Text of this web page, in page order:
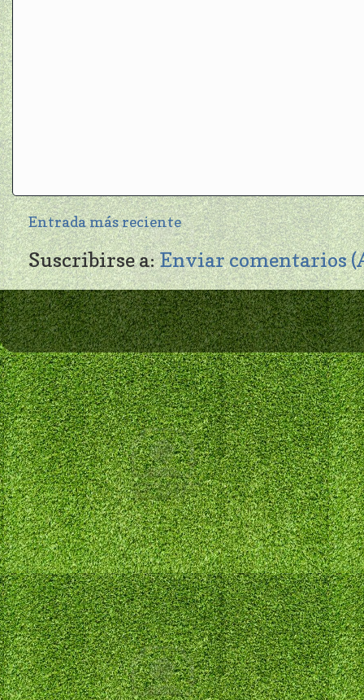
Entrada más reciente
Suscribirse a:Enviar comentarios